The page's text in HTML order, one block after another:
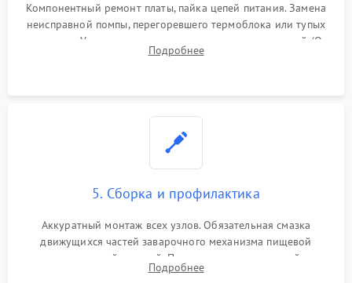
Компонентный ремонт платы, пайка цепей питания. Замена
неисправной помпы, перегоревшего термоблока или тупых
жерновов. Установка новых силиконовых уплотнителей (O-
ring) и тефлоновых трубок для надежного устранения
Подробнее
5. Сборка и профилактика
Аккуратный монтаж всех узлов. Обязательная смазка
движущихся частей заварочного механизма пищевой
силиконовой смазкой. Проведение программной
декальцинации и очистки системы от кофейных масел.
Подробнее